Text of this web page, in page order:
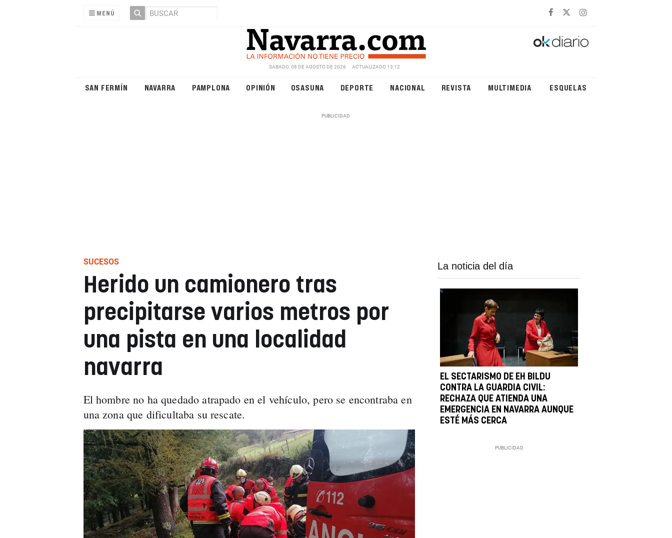
MENÚ
SÁBADO, 08 DE AGOSTO DE 2026 ACTUALIZADO 13:12
SAN FERMÍN NAVARRA PAMPLONA OPINIÓN OSASUNA DEPORTE NACIONAL REVISTA MULTIMEDIA ESQUELAS
SUCESOS
Herido un camionero tras
precipitarse varios metros por
una pista en una localidad
navarra
El hombre no ha quedado atrapado en el vehículo, pero se encontraba en
una zona que dificultaba su rescate.
La noticia del día
EL SECTARISMO DE EH BILDU
CONTRA LA GUARDIA CIVIL:
RECHAZA QUE ATIENDA UNA
EMERGENCIA EN NAVARRA AUNQUE
ESTÉ MÁS CERCA